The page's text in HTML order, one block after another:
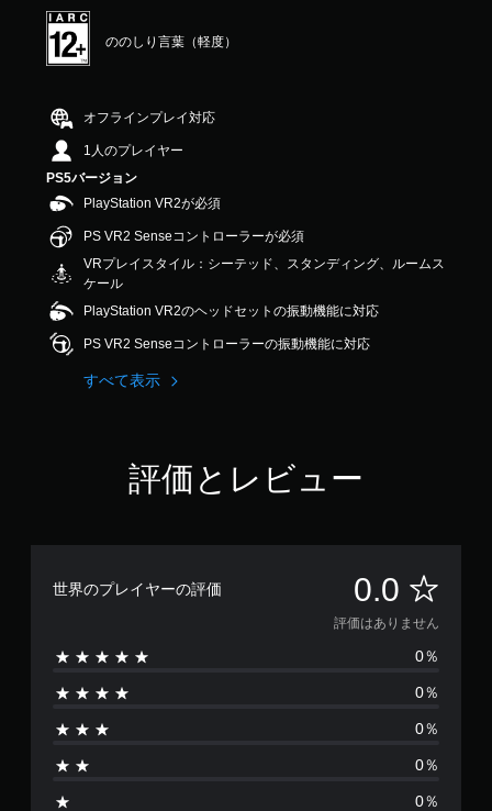
ののしり言葉（軽度）
オフラインプレイ対応
1人のプレイヤー
PS5バージョン
PlayStation VR2が必須
PS VR2 Senseコントローラーが必須
VRプレイスタイル：シーテッド、スタンディング、ルームス
ケール
PlayStation VR2のヘッドセットの振動機能に対応
PS VR2 Senseコントローラーの振動機能に対応
すべて表示
評価とレビュー
世界のプレイヤーの評価 0.0 評
価
は
あ
ま
評価はありません
0％
0％
0％
0％
0％